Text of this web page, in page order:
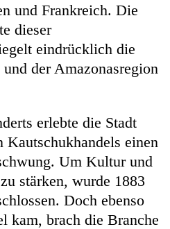
und Frankreich. Die
dieser
eindrücklich die
der Amazonasregion
erlebte die Stadt
Kautschukhandels einen
Um Kultur und
stärken, wurde 1883
Doch ebenso
kam, brach die Branche